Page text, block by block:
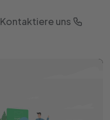
Kontaktiere uns